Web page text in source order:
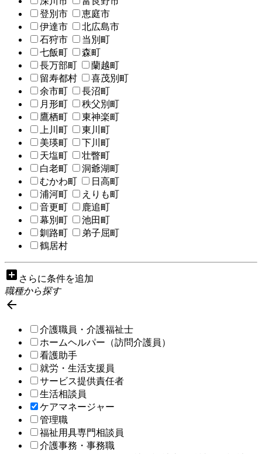
登別市
恵庭市
伊達市
北広島市
石狩市
当別町
七飯町
森町
長万部町
蘭越町
留寿都村
喜茂別町
余市町
長沼町
月形町
秩父別町
鷹栖町
東神楽町
上川町
東川町
美瑛町
下川町
天塩町
壮瞥町
白老町
洞爺湖町
むかわ町
日高町
浦河町
えりも町
音更町
鹿追町
幕別町
池田町
釧路町
弟子屈町
鶴居村
add_box さらに条件を追加
職種から探す

介護職員・介護福祉士
ホームヘルパー（訪問介護員）
看護助手
就労・生活支援員
サービス提供責任者
生活相談員
ケアマネージャー
管理職
福祉用具専門相談員
介護事務・事務職